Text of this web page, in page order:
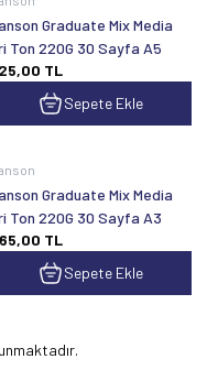
Graduate Mix Media
Ton 220G 30 Sayfa A5
TL
Sepete Ekle
Graduate Mix Media
Ton 220G 30 Sayfa A3
TL
Sepete Ekle